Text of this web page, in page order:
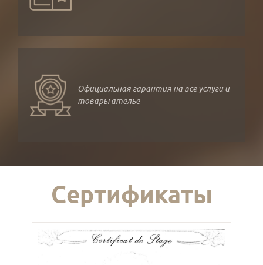
Официальная гарантия на все услуги и
товары ателье
Сертификаты